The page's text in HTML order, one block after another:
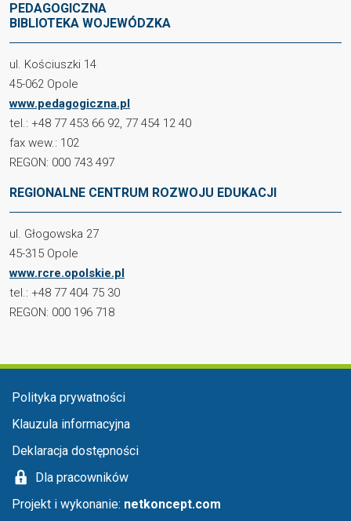
PEDAGOGICZNA
BIBLIOTEKA WOJEWÓDZKA
ul. Kościuszki 14
45-062 Opole
www.pedagogiczna.pl
tel.: +48 77 453 66 92, 77 454 12 40
fax wew.: 102
REGON: 000 743 497
REGIONALNE CENTRUM ROZWOJU EDUKACJI
ul. Głogowska 27
45-315 Opole
www.rcre.opolskie.pl
tel.: +48 77 404 75 30
REGON: 000 196 718
Menu stopka
Polityka prywatności
Klauzula informacyjna
Deklaracja dostępności
Dla pracowników
Projekt i wykonanie: netkoncept.com